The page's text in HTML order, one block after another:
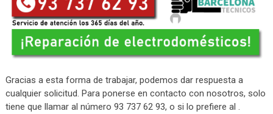
Gracias a esta forma de trabajar, podemos dar respuesta a
cualquier solicitud. Para ponerse en contacto con nosotros, solo
tiene que llamar al número 93 737 62 93, o si lo prefiere al .